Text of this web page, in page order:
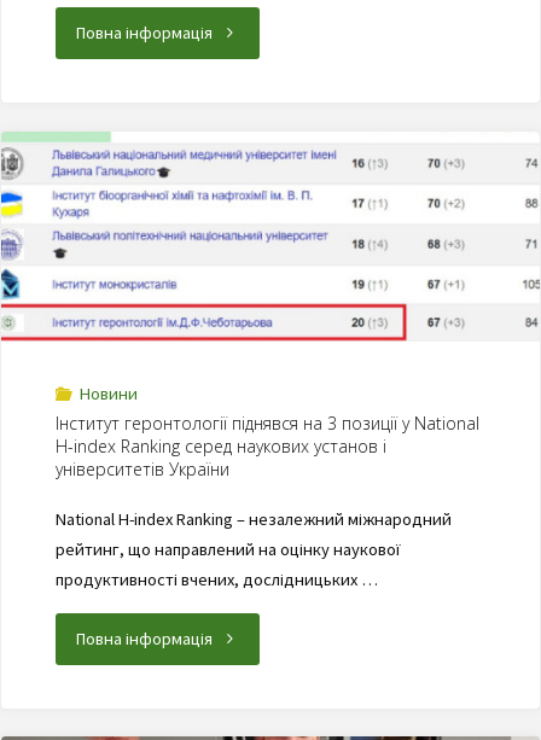
Повна інформація
Новини
Інститут геронтології піднявся на 3 позиції у National
H-index Ranking серед наукових установ і
університетів України
National H-index Ranking – незалежний міжнародний
рейтинг, що направлений на оцінку наукової
продуктивності вчених, дослідницьких …
Повна інформація